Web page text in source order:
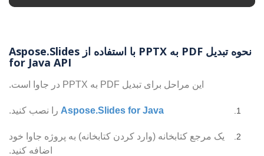
نحوه تبدیل PDF به PPTX با استفاده از Aspose.Slides
for Java API
این مراحل برای تبدیل PDF به PPTX در جاوا است.
Aspose.Slides for Java را نصب کنید.
یک مرجع کتابخانه (وارد کردن کتابخانه) به پروژه جاوا خود
اضافه کنید.